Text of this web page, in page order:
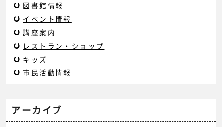
図書館情報
イベント情報
講座案内
レストラン・ショップ
キッズ
市民活動情報
アーカイブ